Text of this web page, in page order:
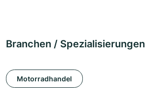
Branchen / Spezialisierungen
Motorradhandel